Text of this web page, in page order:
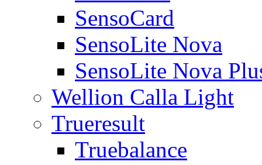
SensoCard
SensoLite Nova
SensoLite Nova
Wellion Calla Light
Trueresult
Truebalance